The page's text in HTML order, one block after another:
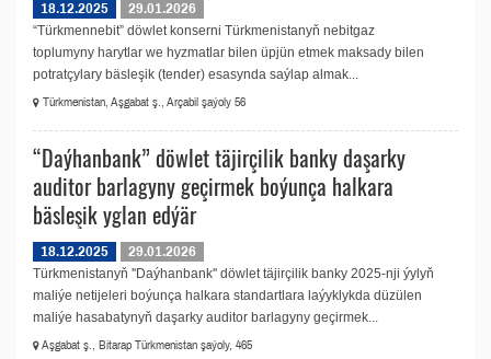
18.12.2025
29.01.2026
“Türkmennebit” döwlet konserni Türkmenistanyň nebitgaz
toplumyny harytlar we hyzmatlar bilen üpjün etmek maksady bilen
potratçylary bäsleşik (tender) esasynda saýlap almak...
Türkmenistan, Aşgabat ş., Arçabil şaýoly 56
“Daýhanbank” döwlet täjirçilik banky daşarky
auditor barlagyny geçirmek boýunça halkara
bäsleşik yglan edýär
18.12.2025
29.01.2026
Türkmenistanyň ''Daýhanbank'' döwlet täjirçilik banky 2025-nji ýylyň
maliýe netijeleri boýunça halkara standartlara laýyklykda düzülen
maliýe hasabatynyň daşarky auditor barlagyny geçirmek...
Aşgabat ş., Bitarap Türkmenistan şaýoly, 465